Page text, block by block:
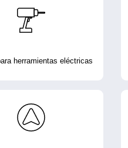
herramientas eléctricas